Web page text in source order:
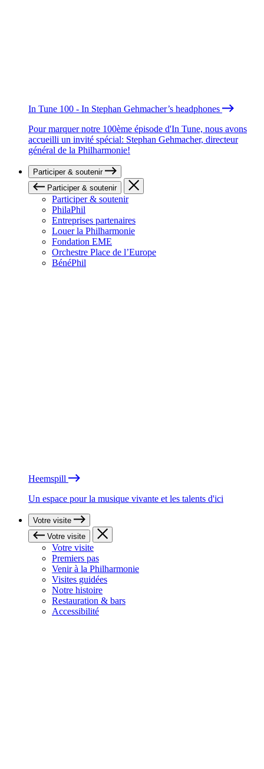
In Tune 100 - In Stephan Gehmacher’s headphones
Pour marquer notre 100ème épisode d'In Tune, nous avons
accueilli un invité spécial: Stephan Gehmacher, directeur
général de la Philharmonie!
Participer & soutenir
Participer & soutenir
Participer & soutenir
PhilaPhil
Entreprises partenaires
Louer la Philharmonie
Fondation EME
Orchestre Place de l’Europe
BénéPhil
Heemspill
Un espace pour la musique vivante et les talents d'ici
Votre visite
Votre visite
Votre visite
Premiers pas
Venir à la Philharmonie
Visites guidées
Notre histoire
Restauration & bars
Accessibilité